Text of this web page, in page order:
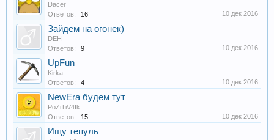
Dacer
Ответов:
16 10 дек 2016
Зайдем на огонек)
DEH
Ответов:
9 10 дек 2016
UpFun
Kirka
Ответов:
4 10 дек 2016
NewEra будем тут
PoZiTiV4Ik
Ответов:
15 10 дек 2016
Ищу тепуль